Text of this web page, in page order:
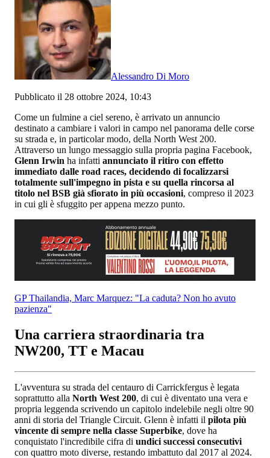
Alessandro Di Moro
Pubblicato il 28 ottobre 2024, 10:43
Come un fulmine a ciel sereno, è arrivato un annuncio
destinato a cambiare i valori in campo nel panorama delle corse
su strada e, in particolar modo, della North West 200.
Attraverso un lungo messaggio sulla propria pagina Facebook,
Glenn Irwin ha infatti annunciato il ritiro con effetto
immediato dalle road races, decidendo di focalizzarsi
totalmente sull'impegno in pista e su quella rincorsa al
titolo nel BSB già sfiorato in più occasioni, compreso il 2023
in cui gli è sfuggito per appena mezzo punto.
GP Thailandia, Marc Marquez: "La caduta? Non ho avuto
pazienza"
Una carriera straordinaria tra
NW200, TT e Macau
L'avventura su strada del centauro di Carrickfergus è legata
soprattutto alla North West 200, di cui è diventato una vera e
propria leggenda scrivendo un capitolo indelebile negli oltre 90
anni di storia del Triangle Circuit. Glenn è infatti il pilota più
vincente di sempre nella classe Superbike, dove ha
conquistato l'incredibile cifra di undici successi consecutivi
con quattro moto diverse, restando imbattuto dal 2017 al 2024.